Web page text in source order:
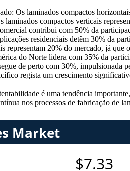
Os laminados compactos
compactos verticais
contribui com 50% da
residenciais detêm 30% da
20% do mercado, já que
do Norte lidera com 35% da
de perto com 30%, impulsionada
regista um crescimento
é uma tendência
nos processos de fabricação de